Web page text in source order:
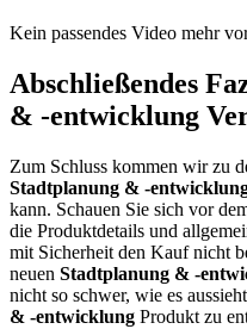
Kein passendes Video mehr
Abschließendes
& -entwicklung
Zum Schluss kommen wir zu
Stadtplanung & -
kann. Schauen Sie sich vor
die Produktdetails und
mit Sicherheit den Kauf nicht
neuen Stadtplanung & -
nicht so schwer, wie es
& -entwicklung Produkt zu